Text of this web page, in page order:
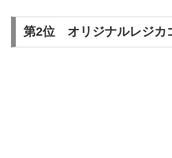
第2位 オリジナルレジカ